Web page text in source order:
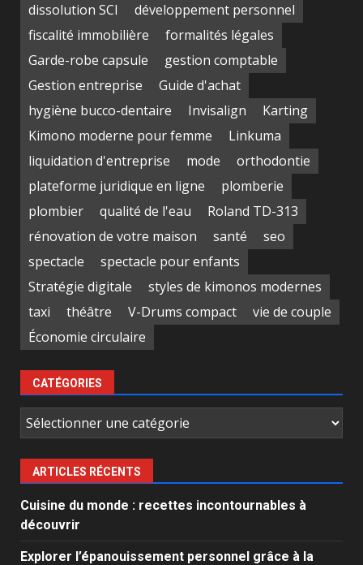
dissolution SCI
développement personnel
fiscalité immobilière
formalités légales
Garde-robe capsule
gestion comptable
Gestion entreprise
Guide d'achat
hygiène bucco-dentaire
Invisalign
Karting
Kimono moderne pour femme
Linkuma
liquidation d'entreprise
mode
orthodontie
plateforme juridique en ligne
plomberie
plombier
qualité de l'eau
Roland TD-313
rénovation de votre maison
santé
seo
spectacle
spectacle pour enfants
Stratégie digitale
styles de kimonos modernes
taxi
théâtre V-Drums compact
vie de couple
Économie circulaire
CATÉGORIES
Catégories
ARTICLES RÉCENTS
Cuisine du monde : recettes incontournables à
découvrir
Explorer l’épanouissement personnel grâce à la